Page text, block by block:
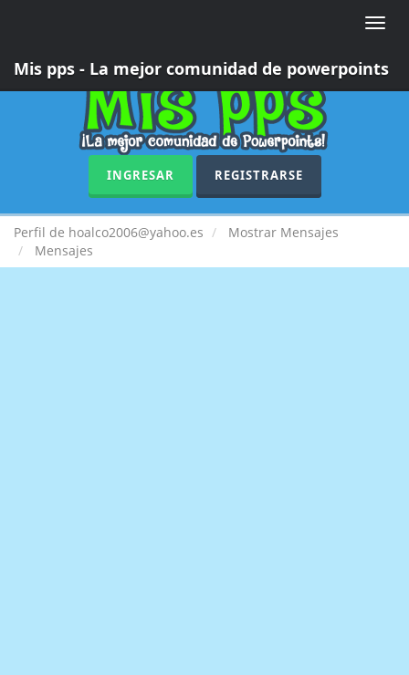
Toggle
Mis pps - La mejor comunidad de powerpoints
INGRESAR REGISTRARSE
Perfil de hoalco2006@yahoo.es
Mostrar Mensajes
Mensajes